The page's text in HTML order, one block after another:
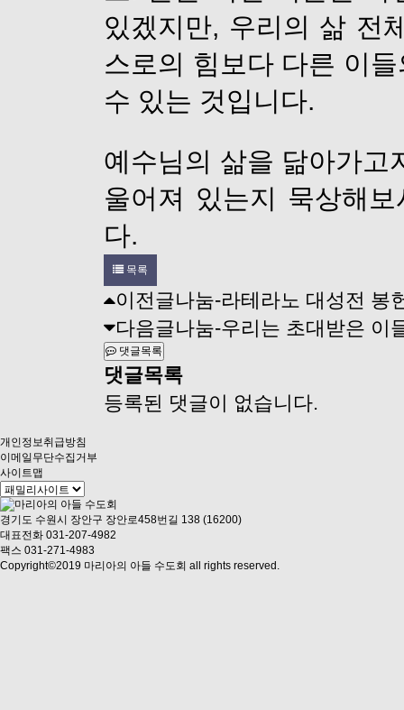
있겠지만, 우리의 삶 전
스로의 힘보다 다른 이
수 있는 것입니다.
예수님의 삶을 닮아가고
울어져 있는지 묵상해
다.
목록
이전글나눔-라테라노 대성전 봉
다음글나눔-우리는 초대받은 이
댓글목록
댓글목록
등록된 댓글이 없습니다.
개인정보취급방침
이메일무단수집거부
사이트맵
경기도 수원시 장안구 장안로458번길 138 (16200)
대표전화 031-207-4982
팩스 031-271-4983
Copyright©2019 마리아의 아들 수도회 all rights reserved.